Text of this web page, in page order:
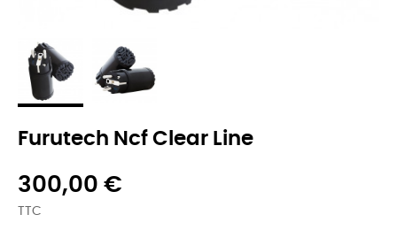
Furutech Ncf Clear Line
300,00 €
TTC